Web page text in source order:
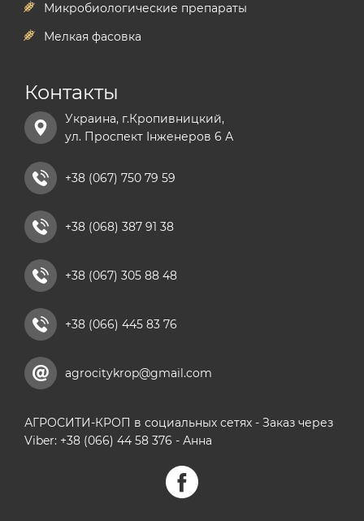
Микробиологические препараты
Мелкая фасовка
Контакты
Украина, г.Кропивницкий,
ул. Проспект Інженеров 6 А
+38 (067) 750 79 59
+38 (068) 387 91 38
+38 (067) 305 88 48
+38 (066) 445 83 76
agrocitykrop@gmail.com
АГРОСИТИ-КРОП в социальных сетях - Заказ через
Viber: +38 (066) 44 58 376 - Анна